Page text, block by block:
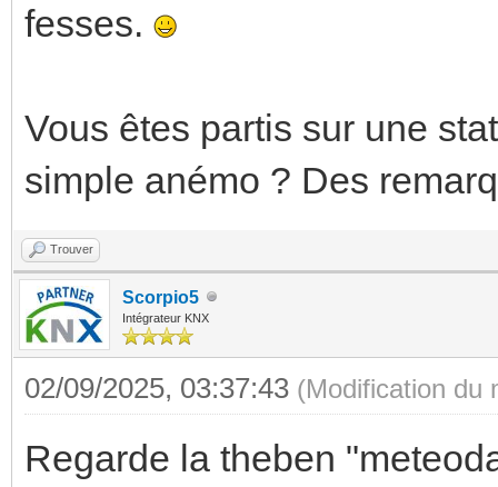
fesses.
Vous êtes partis sur une
simple anémo ? Des
Trouver
Scorpio5
Intégrateur KNX
02/09/2025, 03:37:43 (Modification du
Regarde la theben